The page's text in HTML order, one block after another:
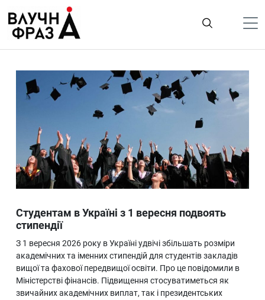
содержимому
Гроші
Лайфстайл
ТехноНаука
Людина
Ukraine
Про нас
Студентам в Україні з 1 вересня подвоять
стипендії
З 1 вересня 2026 року в Україні удвічі збільшать розміри
академічних та іменних стипендій для студентів закладів
вищої та фахової передвищої освіти. Про це повідомили в
Міністерстві фінансів. Підвищення стосуватиметься як
звичайних академічних виплат, так і президентських